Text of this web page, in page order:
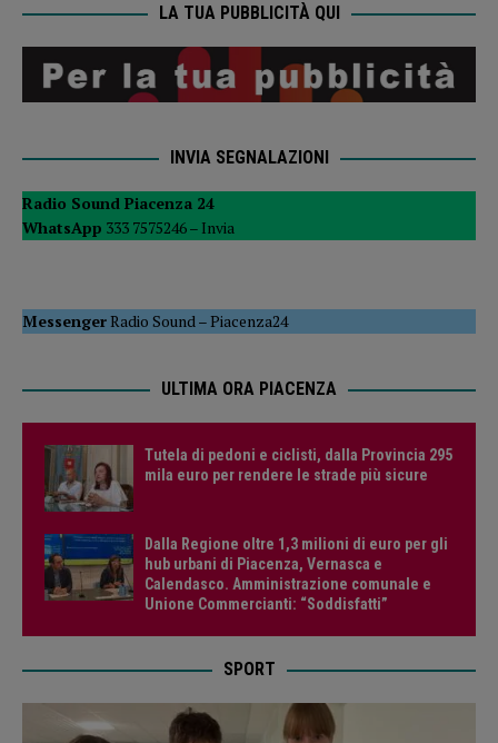
LA TUA PUBBLICITÀ QUI
INVIA SEGNALAZIONI
Radio Sound Piacenza 24
WhatsApp 333 7575246 – Invia
MessengerRadio Sound–Piacenza24
ULTIMA ORA PIACENZA
Tutela di pedoni e ciclisti, dalla Provincia 295
mila euro per rendere le strade più sicure
Dalla Regione oltre 1,3 milioni di euro per gli
hub urbani di Piacenza, Vernasca e
Calendasco. Amministrazione comunale e
Unione Commercianti: “Soddisfatti”
SPORT